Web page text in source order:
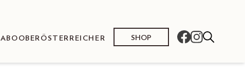
ABO OBERÖSTERREICHER SHOP